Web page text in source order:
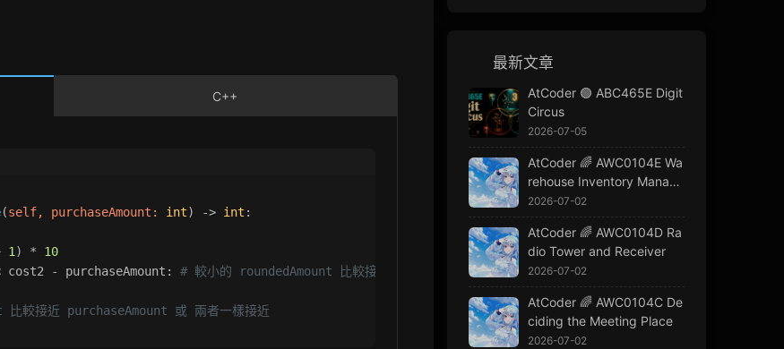
C++
(self, purchaseAmount: int) -> int :
1 ) * 10
cost2 - purchaseAmount: # 較小的 roundedAmount 比較接近 purchaseAmount
比較接近 purchaseAmount 或 兩者一樣接近
最新文章
AtCoder 🟢 ABC465E Digit
Circus
2026-07-05
AtCoder 🌈 AWC0104E Wa
rehouse Inventory Manage
ment
2026-07-02
AtCoder 🌈 AWC0104D Ra
dio Tower and Receiver
2026-07-02
AtCoder 🌈 AWC0104C De
ciding the Meeting Place
2026-07-02